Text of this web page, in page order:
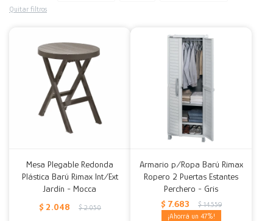
Quitar filtros
Mesa Plegable Redonda
Plástica Barú Rimax Int/Ext
Jardín - Mocca
$ 2.048 $ 2.050
Armario p/Ropa Barú Rimax
Ropero 2 Puertas Estantes
Perchero - Gris
$ 7.683 $ 14.559
47
Fundas
Accesorios para el hogar
Herramientas
Muebles Infantiles